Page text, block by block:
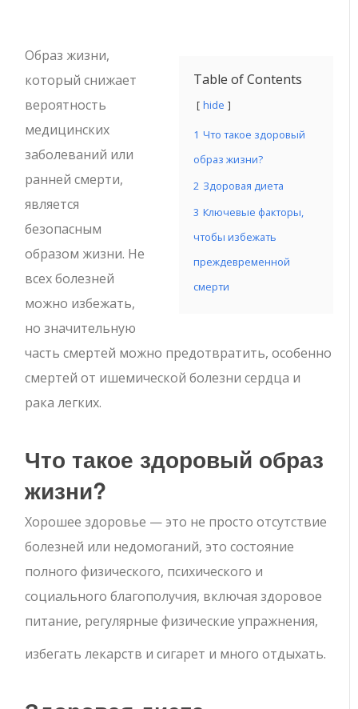
Table of Contents
hide
1 Что такое здоровый
образ жизни?
2 Здоровая диета
3 Ключевые факторы,
чтобы избежать
преждевременной
смерти
Образ жизни,
который снижает
вероятность
медицинских
заболеваний или
ранней смерти,
является
безопасным
образом жизни. Не
всех болезней
можно избежать,
но значительную
часть смертей можно предотвратить, особенно
смертей от ишемической болезни сердца и
рака легких.
Что такое здоровый образ
жизни?
Хорошее здоровье — это не просто отсутствие
болезней или недомоганий, это состояние
полного физического, психического и
социального благополучия, включая здоровое
питание, регулярные физические упражнения,
избегать лекарств и сигарет и много отдыхать.